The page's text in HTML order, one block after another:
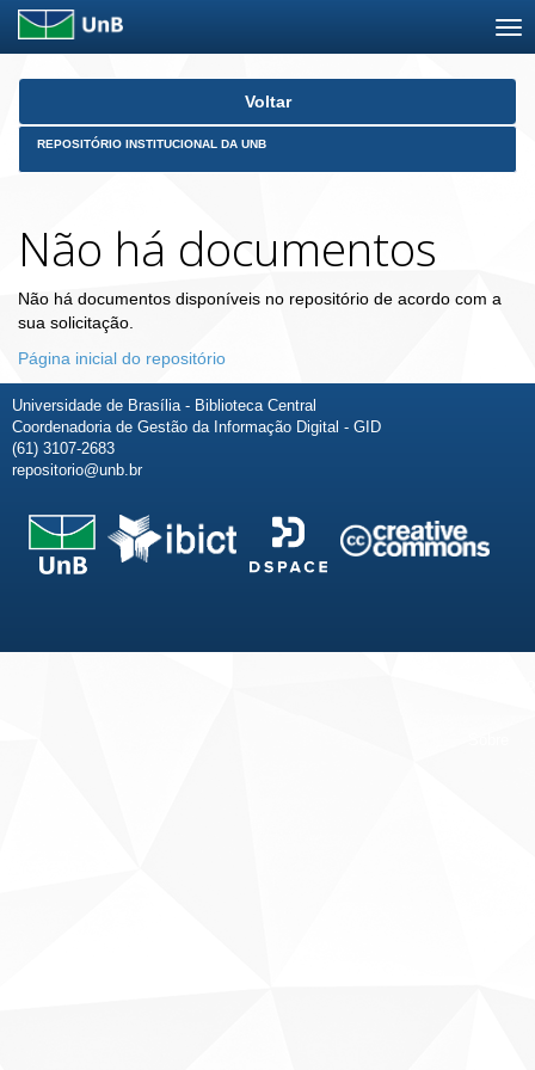
Skip
Voltar
REPOSITÓRIO INSTITUCIONAL DA UNB
Não há documentos
Não há documentos disponíveis no repositório de acordo com a
sua solicitação.
Página inicial do repositório
Universidade de Brasília - Biblioteca Central
Coordenadoria de Gestão da Informação Digital - GID
(61) 3107-2683
repositorio@unb.br